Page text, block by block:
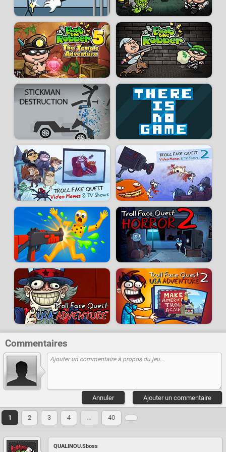
Commentaires
Ajouter un commentaire
Annuler
1 2 3 4 … 40
QUALINOU.Sboss